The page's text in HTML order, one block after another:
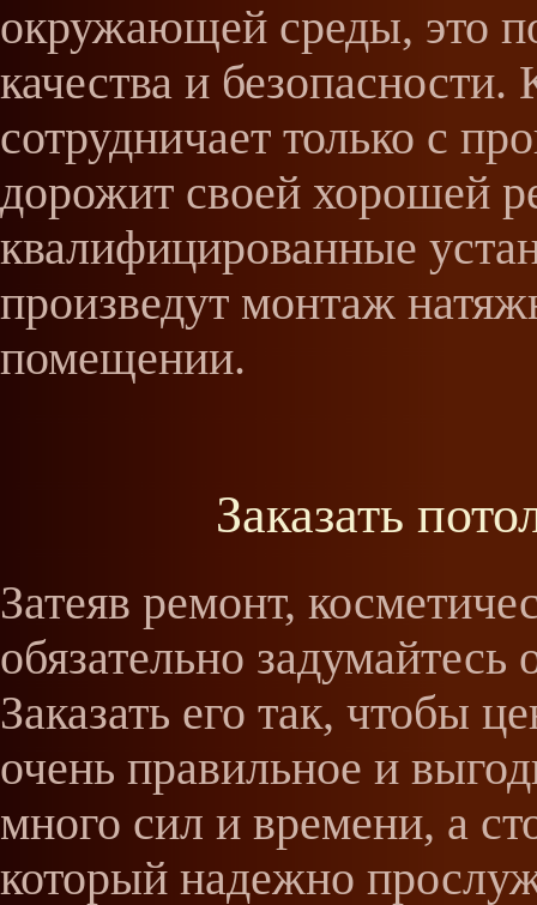
окружающей среды, это
качества и
сотрудничает только с
дорожит своей хорошей
квалифицированные
произведут монтаж
помещении.
Заказать
Затеяв ремонт,
обязательно задумайтесь
Заказать его так, чтобы
очень правильное и
много сил и времени, а
который надежно